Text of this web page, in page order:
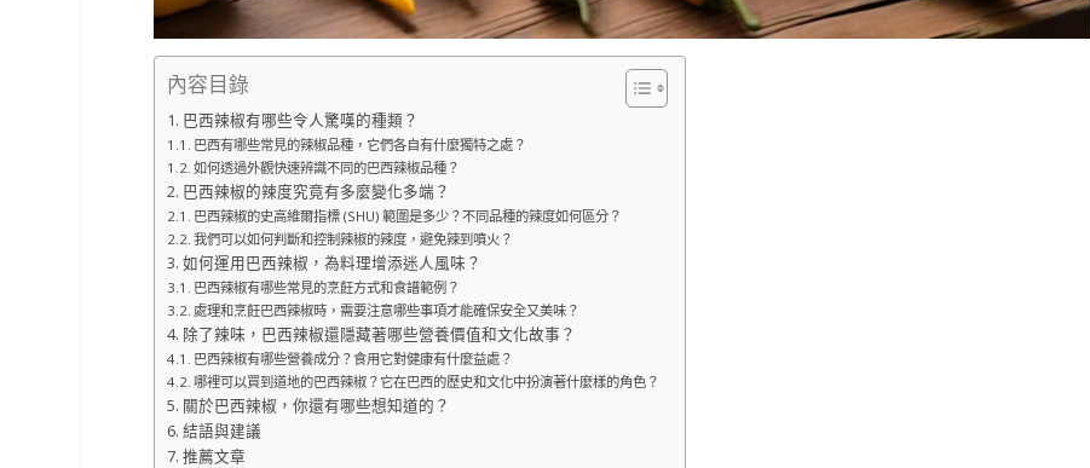
內容目錄
巴西辣椒有哪些令人驚嘆的種類？
巴西有哪些常見的辣椒品種，它們各自有什麼獨特之處？
如何透過外觀快速辨識不同的巴西辣椒品種？
巴西辣椒的辣度究竟有多麼變化多端？
巴西辣椒的史高維爾指標 (SHU) 範圍是多少？不同品種的辣度如何區分？
我們可以如何判斷和控制辣椒的辣度，避免辣到噴火？
如何運用巴西辣椒，為料理增添迷人風味？
巴西辣椒有哪些常見的烹飪方式和食譜範例？
處理和烹飪巴西辣椒時，需要注意哪些事項才能確保安全又美味？
除了辣味，巴西辣椒還隱藏著哪些營養價值和文化故事？
巴西辣椒有哪些營養成分？食用它對健康有什麼益處？
哪裡可以買到道地的巴西辣椒？它在巴西的歷史和文化中扮演著什麼樣的角色？
關於巴西辣椒，你還有哪些想知道的？
結語與建議
推薦文章